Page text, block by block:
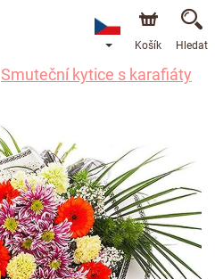
Košík Hledat
Smuteční kytice s karafiáty